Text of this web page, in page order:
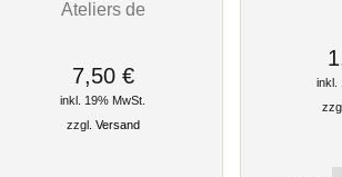
Ateliers de
7,50 €
inkl. 19% MwSt.
zzgl. Versand
inkl.